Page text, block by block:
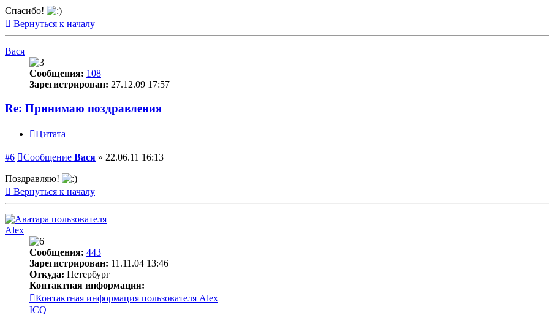
Спасибо!
Вернуться к началу
Вася
Сообщения: 108
Зарегистрирован: 27.12.09 17:57
Re: Принимаю поздравления
Цитата
#6 Сообщение Вася » 22.06.11 16:13
Поздравляю!
Вернуться к началу
Alex
Сообщения: 443
Зарегистрирован: 11.11.04 13:46
Откуда: Петербург
Контактная информация:
Контактная информация пользователя Alex
ICQ